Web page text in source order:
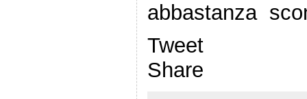
abbastanza
Tweet
Share